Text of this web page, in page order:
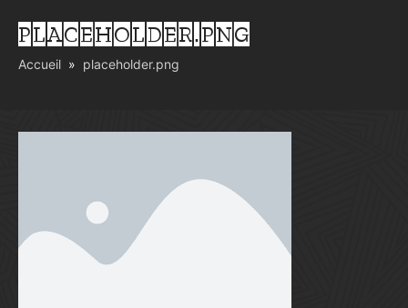
PLACEHOLDER.PNG
Accueil placeholder.png